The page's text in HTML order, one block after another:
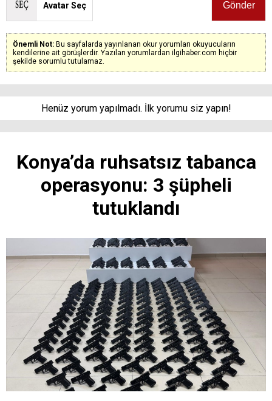
Avatar Seç
Önemli Not: Bu sayfalarda yayınlanan okur yorumları okuyucuların
kendilerine ait görüşlerdir. Yazılan yorumlardan ilgihaber.com hiçbir
şekilde sorumlu tutulamaz.
Henüz yorum yapılmadı. İlk yorumu siz yapın!
Konya’da ruhsatsız tabanca
operasyonu: 3 şüpheli
tutuklandı